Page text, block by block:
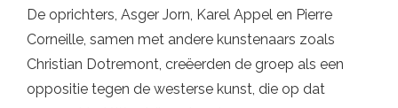
De oprichters, Asger Jorn, Karel Appel en Pierre
Corneille, samen met andere kunstenaars zoals
Christian Dotremont, creëerden de groep als een
oppositie tegen de westerse kunst, die op dat